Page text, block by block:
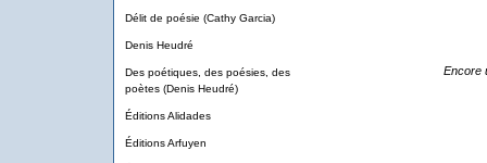
Délit de poésie (Cathy Garcia)
Denis Heudré
Des poétiques, des poésies, des
poètes (Denis Heudré)
Éditions Alidades
Éditions Arfuyen
Encore